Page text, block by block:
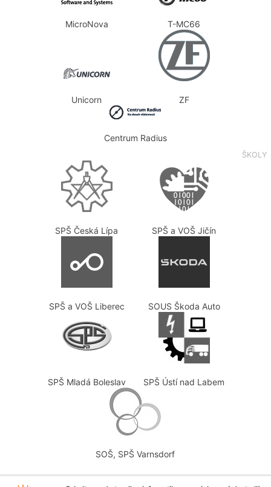
MicroNova T-MC66
Unicorn ZF
Centrum Radius
ŠKOLY
SPŠ Česká Lípa SPŠ a VOŠ Jičín
SPŠ a VOŠ Liberec SOUS Škoda Auto
SPŠ Mladá Boleslav SPŠ Ústí nad Labem
SOŠ, SPŠ Varnsdorf